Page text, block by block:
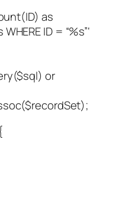
as
ID = “%s”‘
or